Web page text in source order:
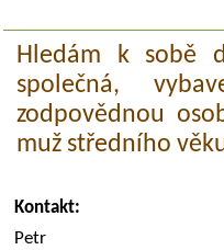
Hledám k sobě
společná,
zodpovědnou
muž středního
Kontakt:
Petr